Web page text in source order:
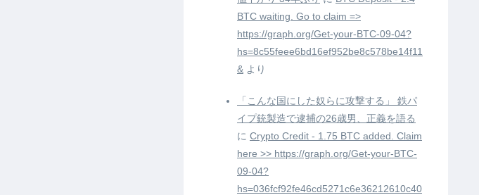
BTC waiting. Go to claim =>
https://graph.org/Get-your-BTC-09-04?
hs=8c55feee6bd16ef952be8c578be14f11
& より
「こんな国にした奴らに攻撃する」 鉄パ
イプ銃製造で逮捕の26歳男、正義を語る
に Crypto Credit - 1.75 BTC added. Claim
here >> https://graph.org/Get-your-BTC-
09-04?
hs=036fcf92fe46cd5271c6e36212610c40